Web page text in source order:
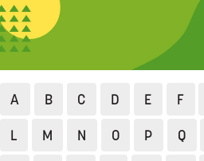
A B C D E F
L
M N O P Q